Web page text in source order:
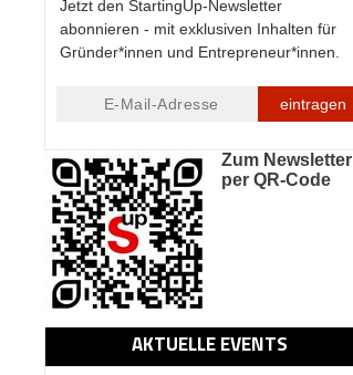
Jetzt den StartingUp-Newsletter
abonnieren - mit exklusiven Inhalten für
Gründer*innen und Entrepreneur*innen.
eintragen
Zum Newsletter
per QR-Code
AKTUELLE EVENTS